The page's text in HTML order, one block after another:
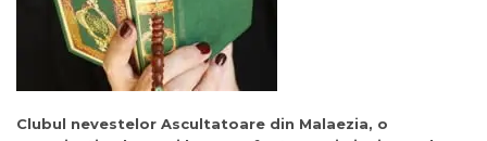
Clubul nevestelor Ascultatoare din Malaezia, o